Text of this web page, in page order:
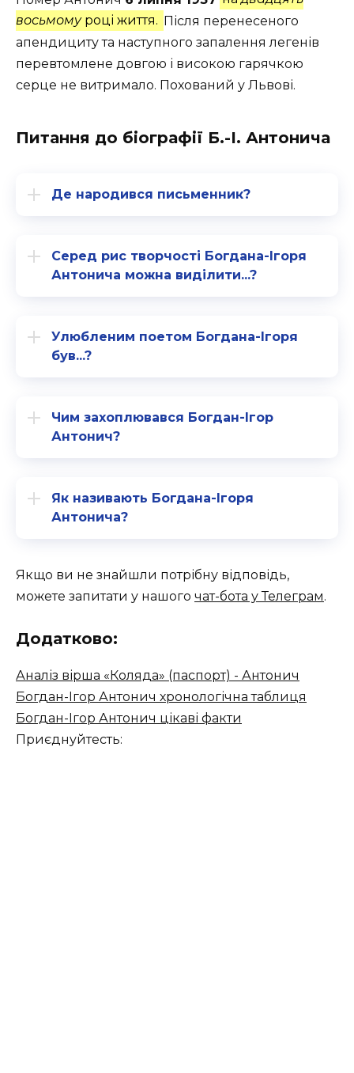
восьмомуроці життя. Після перенесеного
апендициту та наступного запалення легенів
перевтомлене довгою і високою гарячкою
серце не витримало. Похований у Львові.
Питання до біографії Б.-І. Антонича
Де народився письменник?
Серед рис творчості Богдана-Ігоря
Антонича можна виділити...?
Улюбленим поетом Богдана-Ігоря
був...?
Чим захоплювався Богдан-Ігор
Антонич?
Як називають Богдана-Ігоря
Антонича?
Якщо ви не знайшли потрібну відповідь,
можете запитати у нашого чат-бота у Телеграм.
Додатково:
Аналіз вірша «Коляда» (паспорт) - Антонич
Богдан-Ігор Антонич хронологічна таблиця
Богдан-Ігор Антонич цікаві факти
Приєднуйтесть: